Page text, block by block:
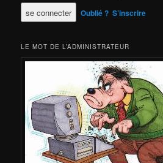
Oublié ? S’inscrire
LE MOT DE L’ADMINISTRATEUR